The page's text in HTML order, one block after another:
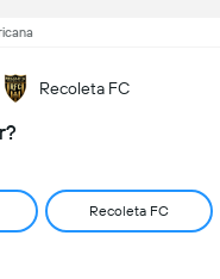
Recoleta FC
Recoleta FC